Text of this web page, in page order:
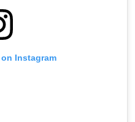
Instagram